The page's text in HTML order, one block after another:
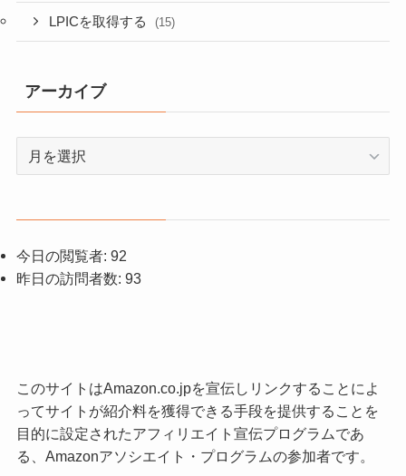
LPICを取得する (15)
アーカイブ
今日の閲覧者: 92
昨日の訪問者数: 93
このサイトはAmazon.co.jpを宣伝しリンクすることによ
ってサイトが紹介料を獲得できる手段を提供することを
目的に設定されたアフィリエイト宣伝プログラムであ
る、Amazonアソシエイト・プログラムの参加者です。